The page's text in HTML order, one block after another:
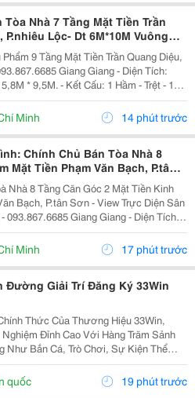
Tòa Nhà 7 Tầng Mặt Tiền Trần
P.nhiêu Lộc- Dt 6M*10M Vuông
Thoáng- Chính Chủ Chào Giá
9 Tầng Mặt Tiền Trần Quang Diệu,
Giang Giang - Diện Tích:
* 9,5M. - Kết Cấu: 1 Hầm - Trệt - 1
Sân Thượng - Thang Máy. + Tầng Hầm:
Sấy. + Tầng Trệt -...
Minh 14 phút trước
Chính Chủ Bán Tòa Nhà 8
Mặt Tiền Phạm Văn Bạch, P.tân
Diện Ngắm Máy Bay Đỉnh- Dt
Nhà 8 Tầng Căn Góc 2 Mặt Tiền Kinh
Bạch, P.tân Sơn - View Trực Diện Sân
Giang Giang - Diện Tích:
7,5M * 21M. - Kết Cấu: 1 Hầm - 1 Lửng -
- Thang Máy...
Minh 17 phút trước
Đường Giải Trí Đăng Ký 33Win
Thức Của Thương Hiệu 33Win,
Nghiệm Đỉnh Cao Với Hàng Trăm Sảnh
Như Bắn Cá, Trò Chơi, Sự Kiện Thể
Bài Và Hơn Thế Nữa. Người Chơi
Nhiều Ưu Đãi Hấp Dẫn Và Phần
quốc 19 phút trước